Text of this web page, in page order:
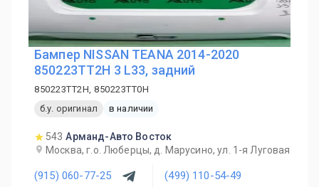
Бампер NISSAN TEANA 2014-2020
850223TT2H 3 L33, задний
850223TT2H, 850223TT0H
б.у. оригинал
в наличии
543 Арманд-Авто Восток
Москва, г.о. Люберцы, д. Марусино, ул. 1-я Луговая
(915) 060-77-25 (499) 110-54-49